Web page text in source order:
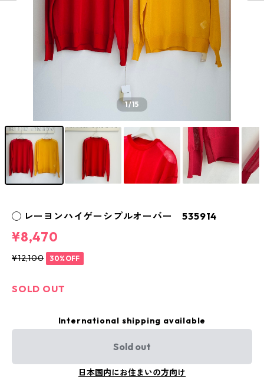
1/15
◯ レーヨンハイゲーシプルオーバー 535914
¥8,470
¥12,100 30%OFF
SOLD OUT
International shipping available
Sold out
日本国内にお住まいの方向け